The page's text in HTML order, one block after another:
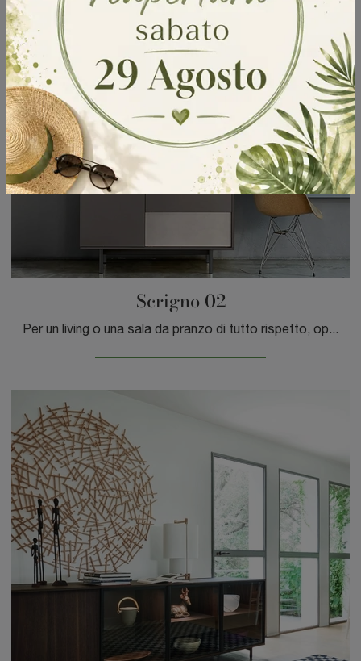
Scrigno 02
Per un living o una sala da pranzo di tutto rispetto, opta per questa Madia Scrigno 02 di Sangiacomo in laccato opaco tra le diverse offerte moderne ...